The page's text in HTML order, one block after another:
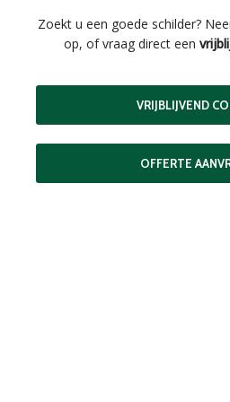
Zoekt u een goede schilder?
op, of vraag direct een
VRIJBLIJVEND
OFFERTE